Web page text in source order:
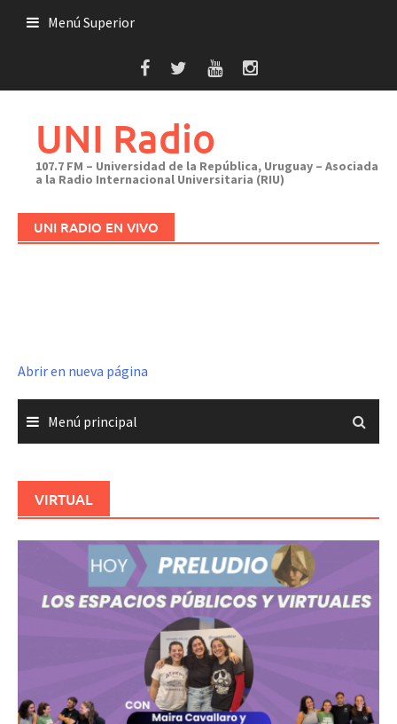
Menú Superior
UNI Radio
107.7 FM – Universidad de la República, Uruguay – Asociada
a la Radio Internacional Universitaria (RIU)
UNI RADIO EN VIVO
Abrir en nueva página
Menú principal
VIRTUAL